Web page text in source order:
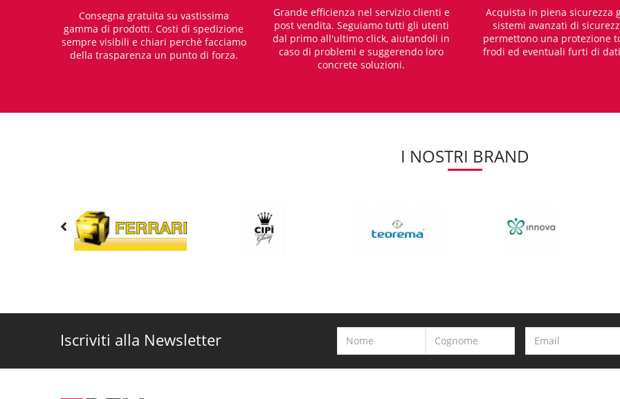
Consegna gratuita su vastissima
gamma di prodotti. Costi di spedizione
sempre visibili e chiari perchè facciamo
della trasparenza un punto di forza.
Grande efficienza nel servizio clienti e
post vendita. Seguiamo tutti gli utenti
dal primo all'ultimo click, aiutandoli in
caso di problemi e suggerendo loro
concrete soluzioni.
Acquista in piena sicurezza
sistemi avanzati di
permettono una protezione
frodi ed eventuali furti di
I NOSTRI BRAND
Iscriviti alla Newsletter